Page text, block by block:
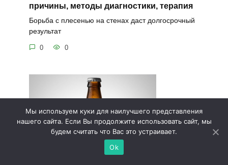
причины, методы диагностики, терапия
Борьба с плесенью на стенах даст долгосрочный
результат
0 0
Мы используем куки для наилучшего представления
нашего сайта. Если Вы продолжите использовать сайт, мы
будем считать что Вас это устраивает.
Ok